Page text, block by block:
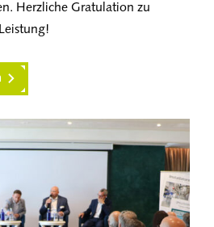
Herzliche Gratulation zu